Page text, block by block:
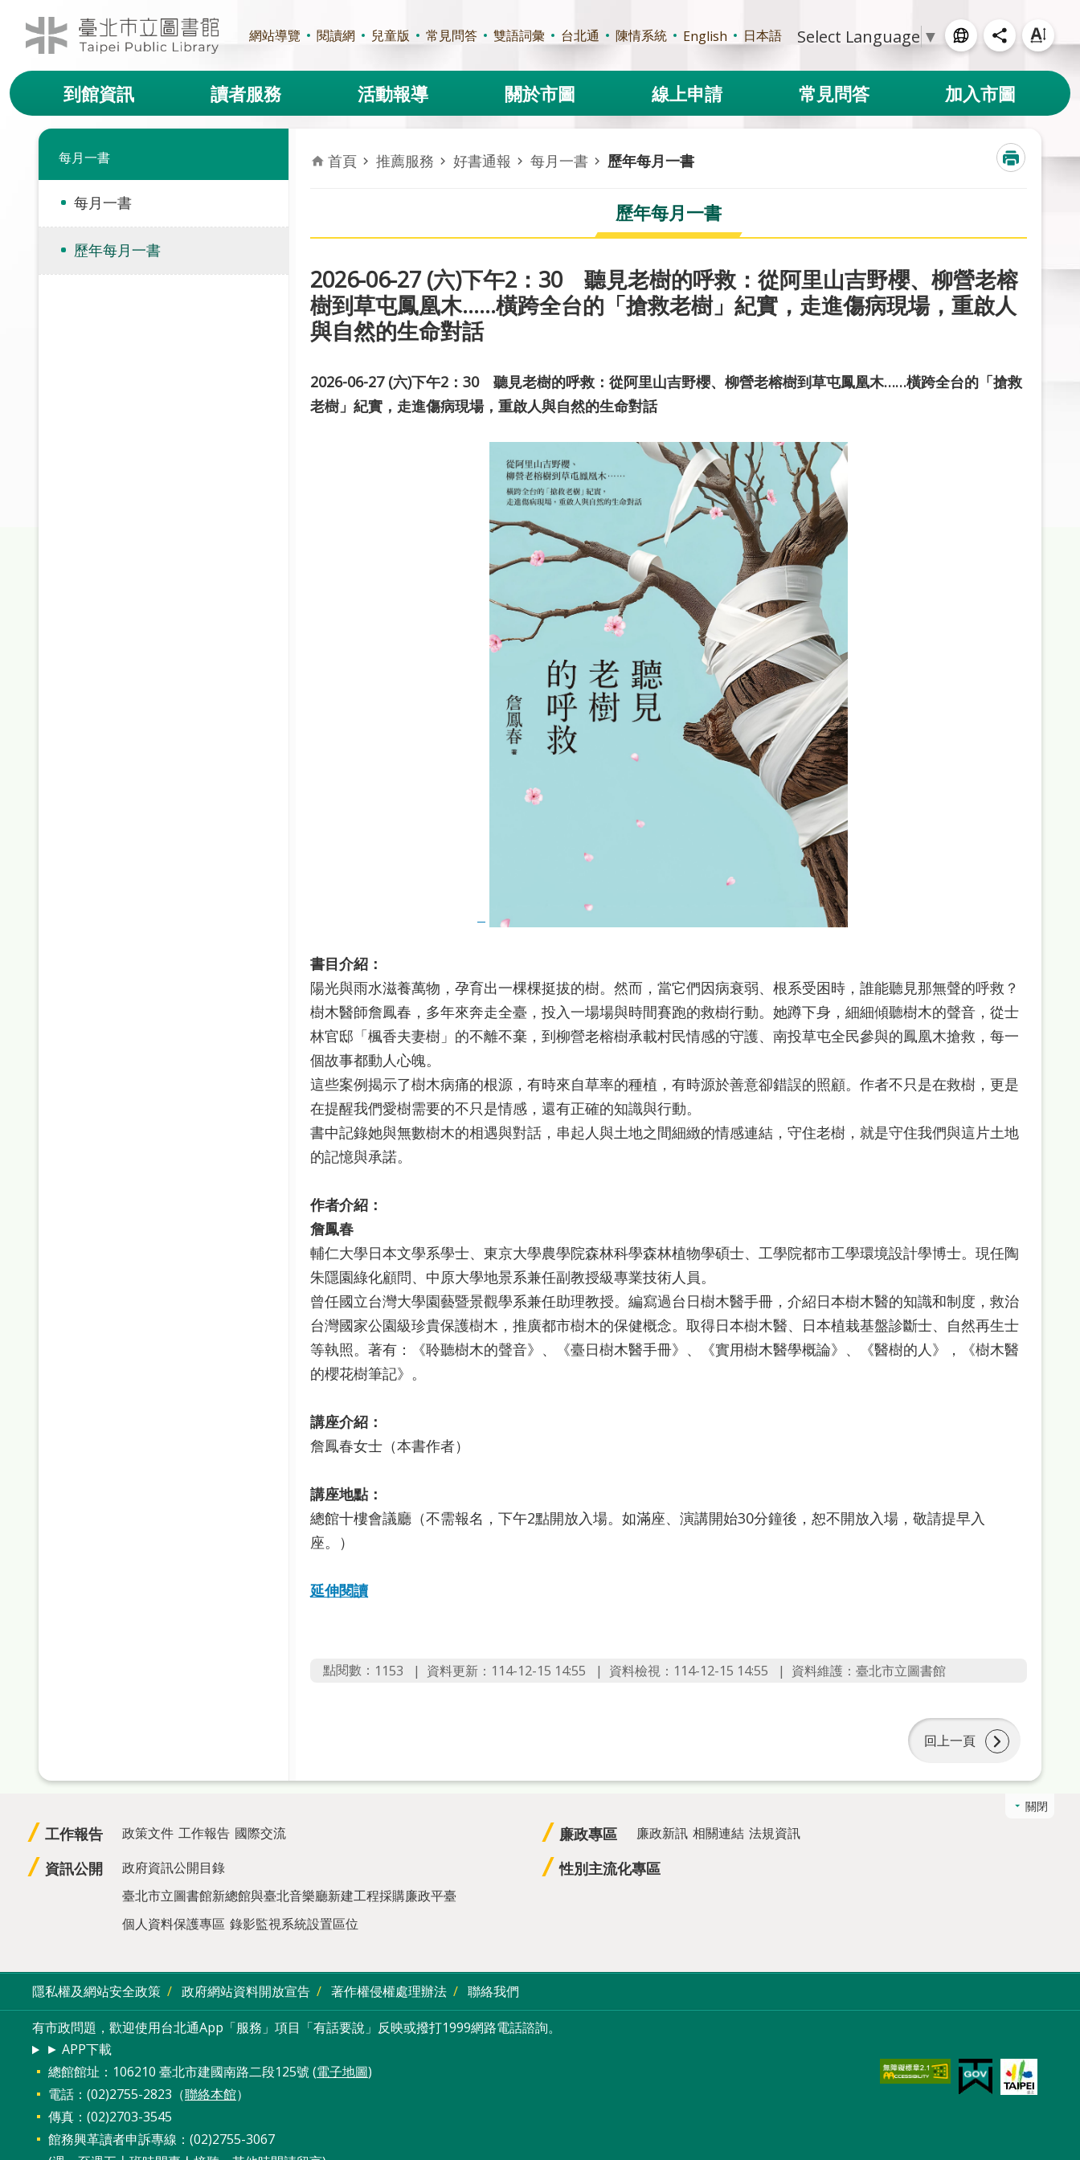
跳到主要內容區塊
網站導覽 閱讀網 兒童版 常見問答 雙語詞彙 台北通 陳情系統 English 日本語 Select Language ▼
到館資訊 讀者服務 活動報導 關於市圖 線上申請 常見問答 加入市圖
每月一書
每月一書
歷年每月一書
首頁 推薦服務 好書通報 每月一書 歷年每月一書
歷年每月一書
2026-06-27 (六)下午2：30 聽見老樹的呼救：從阿里山吉野櫻、柳營老榕
樹到草屯鳳凰木……橫跨全台的「搶救老樹」紀實，走進傷病現場，重啟人
與自然的生命對話
2026-06-27 (六)下午2：30 聽見老樹的呼救：從阿里山吉野櫻、柳營老榕樹到草屯鳳凰木……橫跨全台的「搶救
老樹」紀實，走進傷病現場，重啟人與自然的生命對話
書目介紹：
陽光與雨水滋養萬物，孕育出一棵棵挺拔的樹。然而，當它們因病衰弱、根系受困時，誰能聽見那無聲的呼救？
樹木醫師詹鳳春，多年來奔走全臺，投入一場場與時間賽跑的救樹行動。她蹲下身，細細傾聽樹木的聲音，從士
林官邸「楓香夫妻樹」的不離不棄，到柳營老榕樹承載村民情感的守護、南投草屯全民參與的鳳凰木搶救，每一
個故事都動人心魄。
這些案例揭示了樹木病痛的根源，有時來自草率的種植，有時源於善意卻錯誤的照顧。作者不只是在救樹，更是
在提醒我們愛樹需要的不只是情感，還有正確的知識與行動。
書中記錄她與無數樹木的相遇與對話，串起人與土地之間細緻的情感連結，守住老樹，就是守住我們與這片土地
的記憶與承諾。
作者介紹：
詹鳳春
輔仁大學日本文學系學士、東京大學農學院森林科學森林植物學碩士、工學院都市工學環境設計學博士。現任陶
朱隱園綠化顧問、中原大學地景系兼任副教授級專業技術人員。
曾任國立台灣大學園藝暨景觀學系兼任助理教授。編寫過台日樹木醫手冊，介紹日本樹木醫的知識和制度，救治
台灣國家公園級珍貴保護樹木，推廣都市樹木的保健概念。取得日本樹木醫、日本植栽基盤診斷士、自然再生士
等執照。著有：《聆聽樹木的聲音》、《臺日樹木醫手冊》、《實用樹木醫學概論》、《醫樹的人》，《樹木醫
的櫻花樹筆記》。
講座介紹：
詹鳳春女士（本書作者）
講座地點：
總館十樓會議廳（不需報名，下午2點開放入場。如滿座、演講開始30分鐘後，恕不開放入場，敬請提早入
座。）
延伸閱讀
點閱數： 1153 資料更新：114-12-15 14:55 資料檢視：114-12-15 14:55 資料維護：臺北市立圖書館
回上一頁
關閉
工作報告 政策文件 工作報告 國際交流
資訊公開
政府資訊公開目錄
臺北市立圖書館新總館與臺北音樂廳新建工程採購廉政平臺
個人資料保護專區 錄影監視系統設置區位
廉政專區 廉政新訊 相關連結 法規資訊
性別主流化專區
隱私權及網站安全政策 政府網站資料開放宣告 著作權侵權處理辦法 聯絡我們
有市政問題，歡迎使用台北通App「服務」項目「有話要說」反映或撥打1999網路電話諮詢。
► APP下載
總館館址：106210 臺北市建國南路二段125號 (電子地圖)
電話：(02)2755-2823（聯絡本館）
傳真：(02)2703-3545
館務興革讀者申訴專線：(02)2755-3067